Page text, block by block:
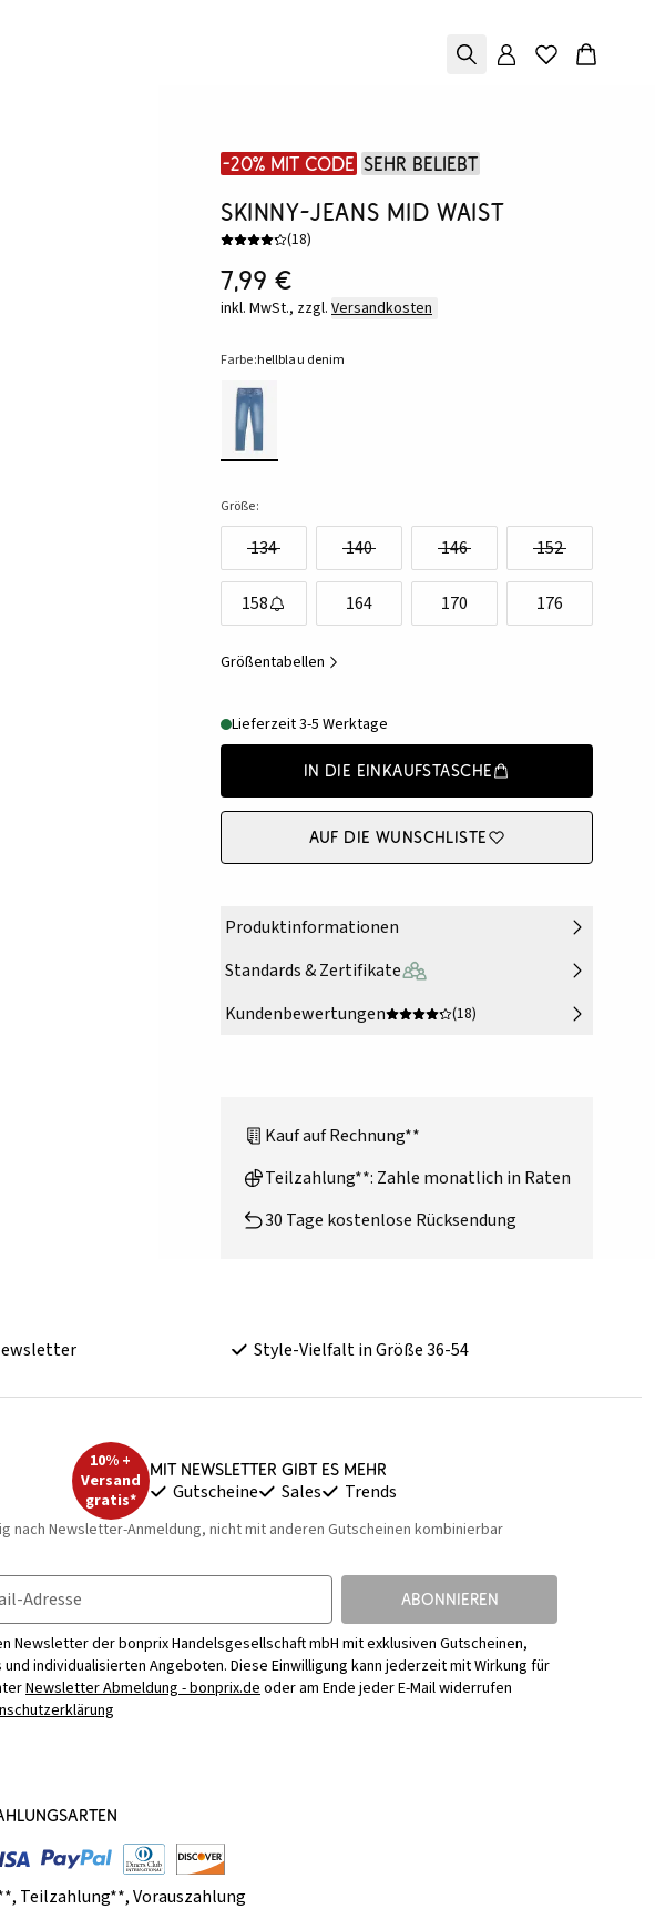
-20% mit Code Sehr beliebt
Skinny-Jeans Mid Waist
(18)
7,99 €
inkl. MwSt., zzgl. Versandkosten
Farbe:hellblau denim
Größe:
134 140 146 152
158 164 170 176
Größentabellen
Lieferzeit 3-5 Werktage
In die Einkaufstasche
Auf die Wunschliste
Produktinformationen
Standards & Zertifikate
Kundenbewertungen
(18)
Kauf auf Rechnung**
Teilzahlung**: Zahle monatlich in Raten
30 Tage kostenlose Rücksendung
Style-Vielfalt in Größe 36-54
10% +
Versand
gratis*
Mit Newsletter gibt es mehr
Gutscheine Sales Trends
nach Newsletter-Anmeldung, nicht mit anderen Gutscheinen kombinierbar
Adresse ABONNIEREN
Newsletter der bonprix Handelsgesellschaft mbH mit exklusiven Gutscheinen,
und individualisierten Angeboten. Diese Einwilligung kann jederzeit mit Wirkung für
Newsletter Abmeldung - bonprix.deoder am Ende jeder E-Mail widerrufen
, Teilzahlung**,Vorauszahlung